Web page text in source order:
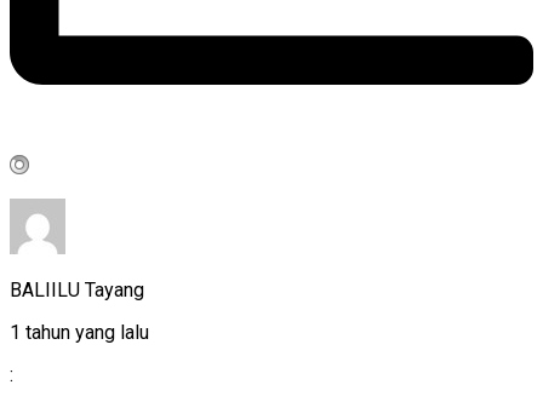
BALIILU Tayang
1 tahun yang lalu
: